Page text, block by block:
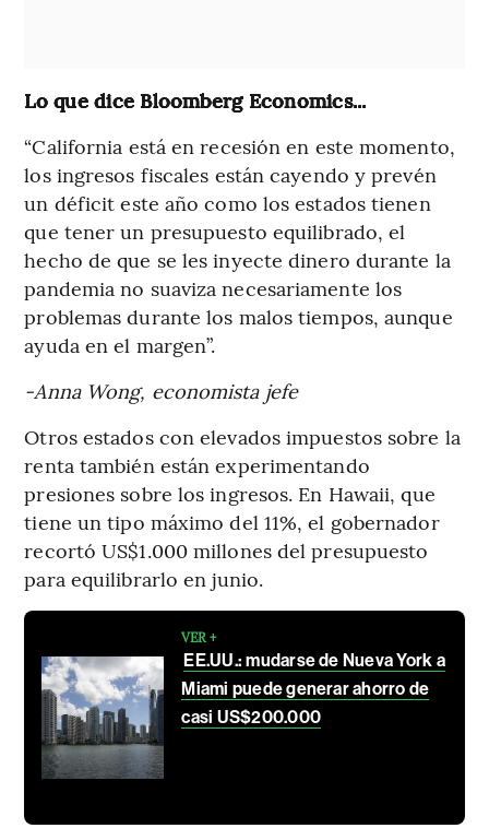
Lo que dice Bloomberg Economics...
“California está en recesión en este momento,
los ingresos fiscales están cayendo y prevén
un déficit este año como los estados tienen
que tener un presupuesto equilibrado, el
hecho de que se les inyecte dinero durante la
pandemia no suaviza necesariamente los
problemas durante los malos tiempos, aunque
ayuda en el margen”.
-Anna Wong, economista jefe
Otros estados con elevados impuestos sobre la
renta también están experimentando
presiones sobre los ingresos. En Hawaii, que
tiene un tipo máximo del 11%, el gobernador
recortó US$1.000 millones del presupuesto
para equilibrarlo en junio.
VER +
EE.UU.: mudarse de Nueva York a
Miami puede generar ahorro de
casi US$200.000